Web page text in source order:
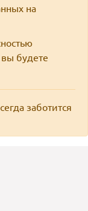
на
будете
заботится